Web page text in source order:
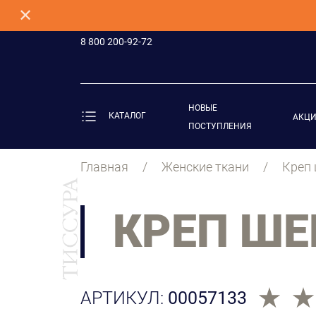
✕
8 800 200-92-72
КАТАЛОГ
НОВЫЕ
ПОСТУПЛЕНИЯ
Главная Женские ткани Креп
КРЕП
АРТИКУЛ: 00057133